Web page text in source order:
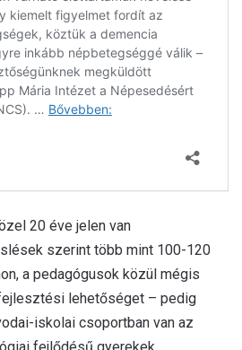
20 éve jelen van
szerint több mint 100-120
a pedagógusok közül mégis
lehetőséget – pedig
iskolai csoportban van az